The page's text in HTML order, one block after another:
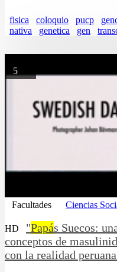
fisica coloquio pucp
nativa
genetica gen
5
Facultades Ciencias
HD "Papás Suecos:
conceptos de
con la realidad